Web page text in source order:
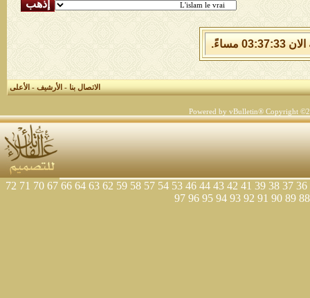
الاتصال بنا-الأرشيف-الأعلى
Powered by vBulletin® Copyright
36
37
38
39
41
42
43
44
46
53
54
57
58
59
62
63
64
66
67
70
71
72
88
89
90
91
92
93
94
95
96
97